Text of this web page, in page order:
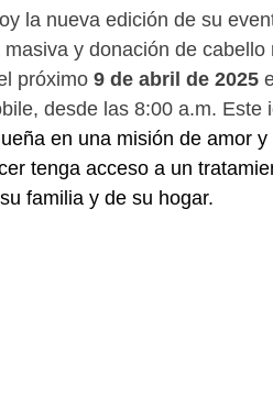
la nueva edición de su
masiva y donación de cabello
próximo 9 de abril de 2025
desde las 8:00 a.m. Este
en una misión de amor
tenga acceso a un
familia y de su hogar.